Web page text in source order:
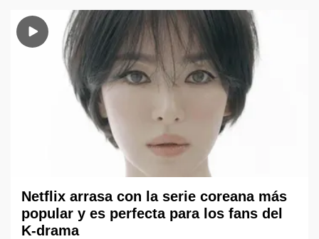
Netflix arrasa con la serie coreana más
popular y es perfecta para los fans del
K-drama